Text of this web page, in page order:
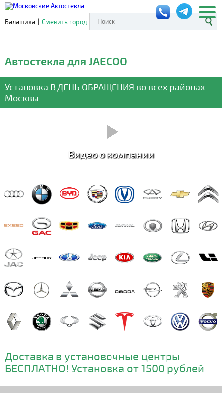
Балашиха | Сменить город
Автостекла для JAECOO
Установка В ДЕНЬ ОБРАЩЕНИЯ во всех районах
Москвы
Видео о компании
Доставка в установочные центры
БЕСПЛАТНО! Установка от 1500 рублей